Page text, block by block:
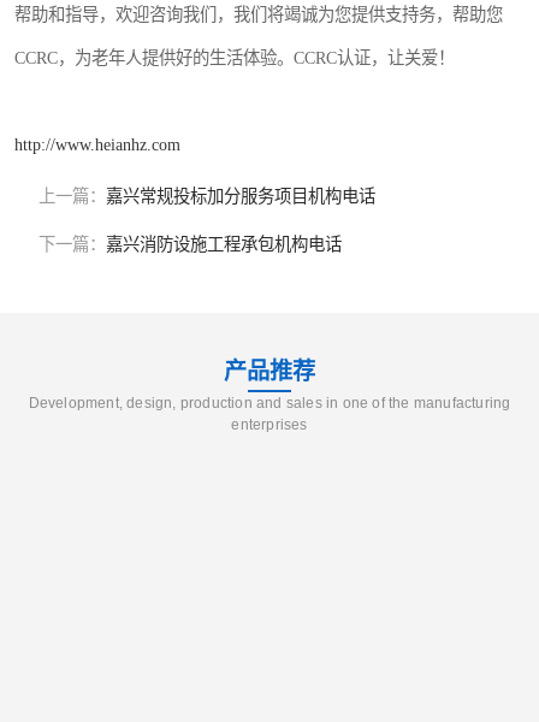
帮助和指导，欢迎咨询我们，我们将竭诚为您提供支持务，帮助您
CCRC，为老年人提供好的生活体验。CCRC认证，让关爱！
http://www.heianhz.com
上一篇： 嘉兴常规投标加分服务项目机构电话
下一篇： 嘉兴消防设施工程承包机构电话
产品推荐
Development, design, production and sales in one of the manufacturing
enterprises